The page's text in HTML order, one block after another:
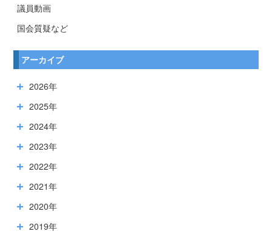
議員動画
国会質疑など
アーカイブ
2026年
2025年
2024年
2023年
2022年
2021年
2020年
2019年